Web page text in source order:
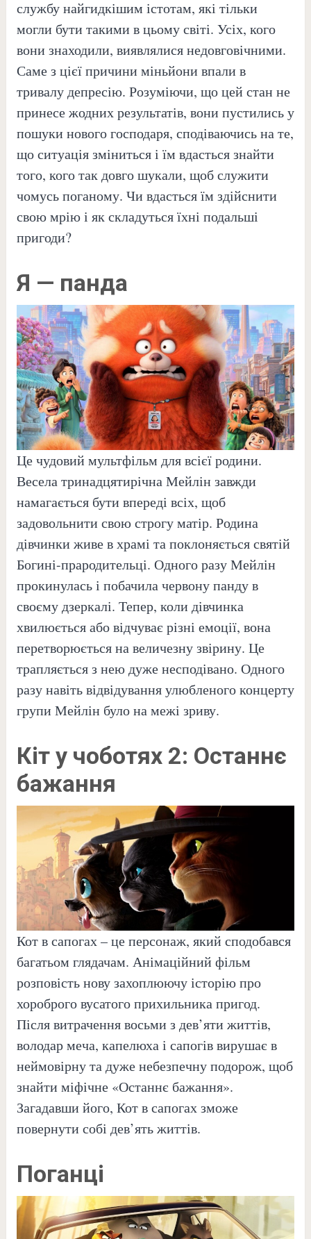
службу найгидкішим істотам, які тільки
могли бути такими в цьому світі. Усіх, кого
вони знаходили, виявлялися недовговічними.
Саме з цієї причини міньйони впали в
тривалу депресію. Розуміючи, що цей стан не
принесе жодних результатів, вони пустились у
пошуки нового господаря, сподіваючись на те,
що ситуація зміниться і їм вдасться знайти
того, кого так довго шукали, щоб служити
чомусь поганому. Чи вдасться їм здійснити
свою мрію і як складуться їхні подальші
пригоди?
Я — панда
Це чудовий мультфільм для всієї родини.
Весела тринадцятирічна Мейлін завжди
намагається бути впереді всіх, щоб
задовольнити свою строгу матір. Родина
дівчинки живе в храмі та поклоняється святій
Богині-прародительці. Одного разу Мейлін
прокинулась і побачила червону панду в
своєму дзеркалі. Тепер, коли дівчинка
хвилюється або відчуває різні емоції, вона
перетворюється на величезну звірину. Це
трапляється з нею дуже несподівано. Одного
разу навіть відвідування улюбленого концерту
групи Мейлін було на межі зриву.
Кіт у чоботях 2: Останнє
бажання
Кот в сапогах – це персонаж, який сподобався
багатьом глядачам. Анімаційний фільм
розповість нову захоплюючу історію про
хороброго вусатого прихильника пригод.
Після витрачення восьми з дев’яти життів,
володар меча, капелюха і сапогів вирушає в
неймовірну та дуже небезпечну подорож, щоб
знайти міфічне «Останнє бажання».
Загадавши його, Кот в сапогах зможе
повернути собі дев’ять життів.
Поганці